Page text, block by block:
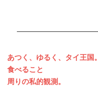
あつく、ゆるく、タイ王国。
食べること
周りの私的観測。